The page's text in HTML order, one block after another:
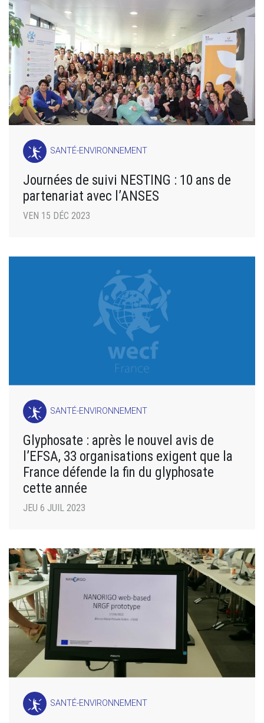
SANTÉ-ENVIRONNEMENT
Journées de suivi NESTING : 10 ans de
partenariat avec l’ANSES
VEN 15 DÉC 2023
SANTÉ-ENVIRONNEMENT
Glyphosate : après le nouvel avis de
l’EFSA, 33 organisations exigent que la
France défende la fin du glyphosate
cette année
JEU 6 JUIL 2023
SANTÉ-ENVIRONNEMENT